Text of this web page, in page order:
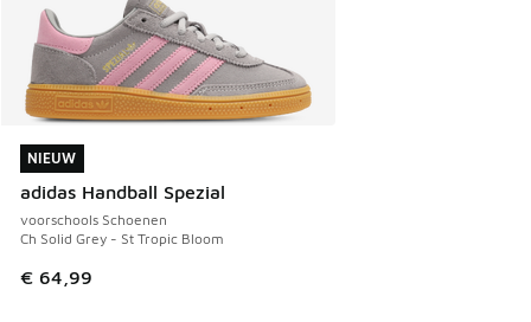
NIEUW
adidas Handball Spezial
voorschools Schoenen
Ch Solid Grey - St Tropic Bloom
€ 64,99
NIEUW